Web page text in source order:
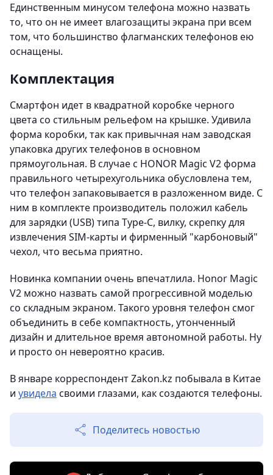
Единственным минусом телефона можно назвать
то, что он не имеет влагозащиты экрана при всем
том, что большинство флагманских телефонов ею
оснащены.
Комплектация
Смартфон идет в квадратной коробке черного
цвета со стильным рельефом на крышке. Удивила
форма коробки, так как привычная нам заводская
упаковка других телефонов в основном
прямоугольная. В случае с HONOR Magic V2 форма
правильного четырехугольника обусловлена тем,
что телефон запаковывается в разложенном виде. С
ним в комплекте производитель положил кабель
для зарядки (USB) типа Type-C, вилку, скрепку для
извлечения SIM-карты и фирменный "карбоновый"
чехол, что весьма приятно.
Новинка компании очень впечатлила. Honor Magic
V2 можно назвать самой прогрессивной моделью
со складным экраном. Такого уровня телефон смог
объединить в себе компактность, утонченный
дизайн и длительное время автономной работы. Ну
и просто он невероятно красив.
В январе корреспондент Zakon.kz побывала в Китае
и увидела своими глазами, как создаются телефоны.
Поделитесь новостью